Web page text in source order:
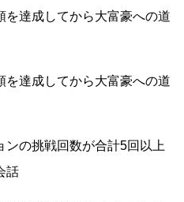
達成してから大富豪への道
達成してから大富豪への道
の挑戦回数が合計5回以上
話